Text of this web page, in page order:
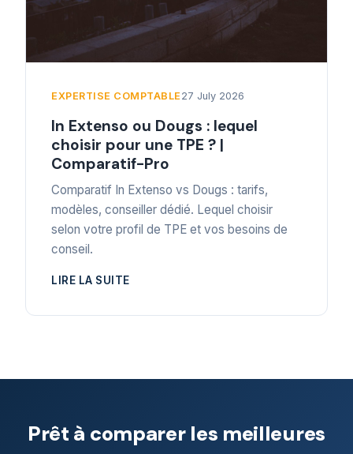
EXPERTISE COMPTABLE 27 July 2026
In Extenso ou Dougs : lequel
choisir pour une TPE ? |
Comparatif-Pro
Comparatif In Extenso vs Dougs : tarifs,
modèles, conseiller dédié. Lequel choisir
selon votre profil de TPE et vos besoins de
conseil.
LIRE LA SUITE
Prêt à comparer les meilleures